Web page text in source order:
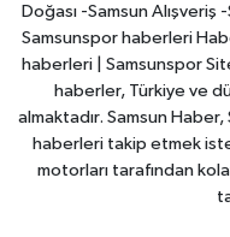
Doğası -Samsun Alışveriş
Samsunspor haberleri
haberleri | Samsunspor
haberler, Türkiye ve
almaktadır. Samsun
haberleri takip etmek
motorları tarafından